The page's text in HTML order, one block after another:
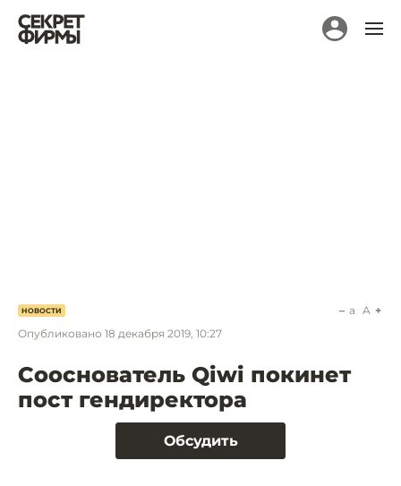
НОВОСТИ
Опубликовано 18 декабря 2019, 10:27
a A
Сооснователь Qiwi покинет
пост гендиректора
Обсудить